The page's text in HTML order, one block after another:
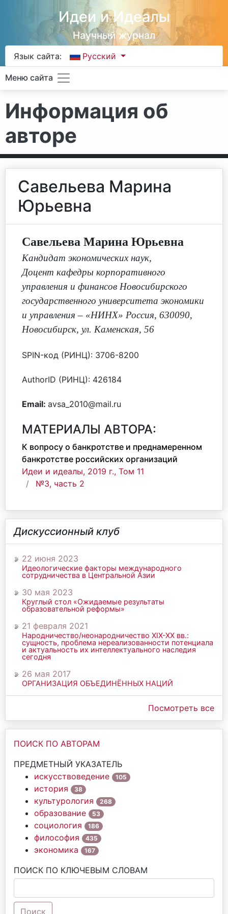
Идеи и Идеалы
Научный журнал
Язык сайта: Русский
Меню сайта
Информация об
авторе
Савельева Марина
Юрьевна
Савельева Марина Юрьевна
Кандидат экономических наук,
Доцент кафедры корпоративного
управления и финансов Новосибирского
государственного университета экономики
и управления – «НИНХ» Россия, 630090,
Новосибирск, ул. Каменская, 56
SPIN-код (РИНЦ): 3706-8200
AuthorID (РИНЦ): 426184
Email: avsa_2010@mail.ru
МАТЕРИАЛЫ АВТОРА:
К вопросу о банкротстве и преднамеренном
банкротстве российских организаций
Идеи и идеалы, 2019 г., Том 11
№3, часть 2
Дискуссионный клуб
22 июня 2023
Идеологические факторы международного
сотрудничества в Центральной Азии
30 мая 2023
Круглый стол «Ожидаемые результаты
образовательной реформы»
21 февраля 2021
Народничество/неонародничество ХIХ-ХХ вв.:
сущность, проблема нереализованности потенциала
и актуальность их интеллектуального наследия
сегодня
26 мая 2017
ОРГАНИЗАЦИЯ ОБЪЕДИНЁННЫХ НАЦИЙ
Посмотреть все
ПОИСК ПО АВТОРАМ
ПРЕДМЕТНЫЙ УКАЗАТЕЛЬ
искусствоведение
105
история 38
культурология 268
образование 53
социология 186
философия 435
экономика 167
ПОИСК ПО КЛЮЧЕВЫМ СЛОВАМ
Поиск